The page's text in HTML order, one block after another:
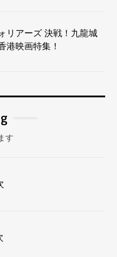
リアーズ 決戦！九龍城
港映画特集！
す